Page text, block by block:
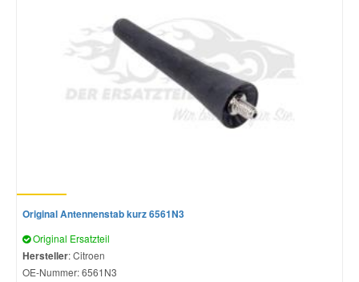
Original Antennenstab kurz 6561N3
Original Ersatzteil
Hersteller: Citroen
OE-Nummer:6561N3